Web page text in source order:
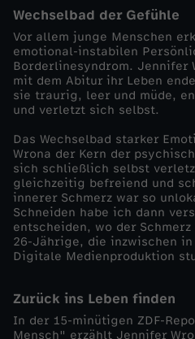
-
d
i
e
E
i
n
z
e
Wechselbad der Gefühle
Vor allem junge Menschen
emotional-instabilen
Borderlinesyndrom. Jennifer
mit dem Abitur ihr Leben
sie traurig, leer und müde,
und verletzt sich selbst.
Das Wechselbad starker
Wrona der Kern der
sich schließlich selbst
gleichzeitig befreiend und
innerer Schmerz war so
Schneiden habe ich dann
entscheiden, wo der
26-Jährige, die inzwischen
Digitale Medienproduktion
Zurück ins Leben finden
In der 15-minütigen ZDF-
Mensch" erzählt Jennifer